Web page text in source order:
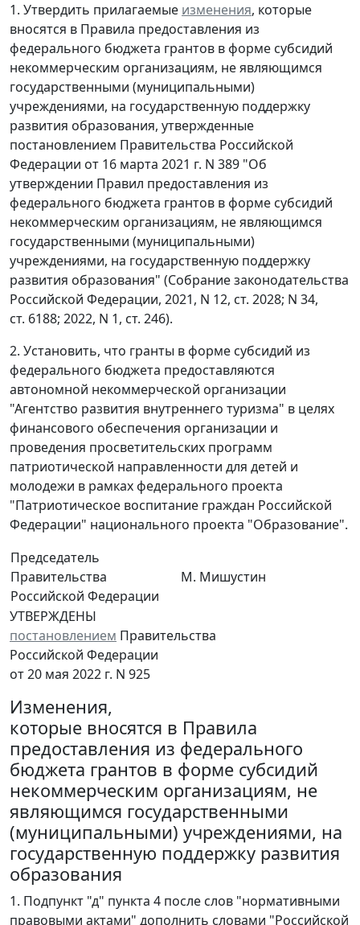
1. Утвердить прилагаемые изменения, которые
вносятся в Правила предоставления из
федерального бюджета грантов в форме субсидий
некоммерческим организациям, не являющимся
государственными (муниципальными)
учреждениями, на государственную поддержку
развития образования, утвержденные
постановлением Правительства Российской
Федерации от 16 марта 2021 г. N 389 "Об
утверждении Правил предоставления из
федерального бюджета грантов в форме субсидий
некоммерческим организациям, не являющимся
государственными (муниципальными)
учреждениями, на государственную поддержку
развития образования" (Собрание законодательства
Российской Федерации, 2021, N 12, ст. 2028; N 34,
ст. 6188; 2022, N 1, ст. 246).
2. Установить, что гранты в форме субсидий из
федерального бюджета предоставляются
автономной некоммерческой организации
"Агентство развития внутреннего туризма" в целях
финансового обеспечения организации и
проведения просветительских программ
патриотической направленности для детей и
молодежи в рамках федерального проекта
"Патриотическое воспитание граждан Российской
Федерации" национального проекта "Образование".
Председатель
Правительства
Российской Федерации
М. Мишустин
УТВЕРЖДЕНЫ
постановлением Правительства
Российской Федерации
от 20 мая 2022 г. N 925
Изменения,
которые вносятся в Правила
предоставления из федерального
бюджета грантов в форме субсидий
некоммерческим организациям, не
являющимся государственными
(муниципальными) учреждениями, на
государственную поддержку развития
образования
1. Подпункт "д" пункта 4 после слов "нормативными
правовыми актами" дополнить словами "Российской